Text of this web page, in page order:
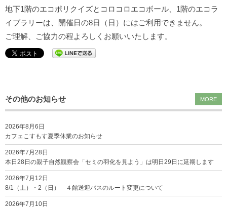
地下1階のエコポリクイズとコロコロエコボール、1階のエコラ
イブラリーは、開催日の8日（日）にはご利用できません。
ご理解、ご協力の程よろしくお願いいたします。
その他のお知らせ
2026年8月6日
カフェこすもす夏季休業のお知らせ
2026年7月28日
本日28日の親子自然観察会「セミの羽化を見よう」は明日29日に延期します
2026年7月12日
8/1（土）・2（日） ４館送迎バスのルート変更について
2026年7月10日
MORE